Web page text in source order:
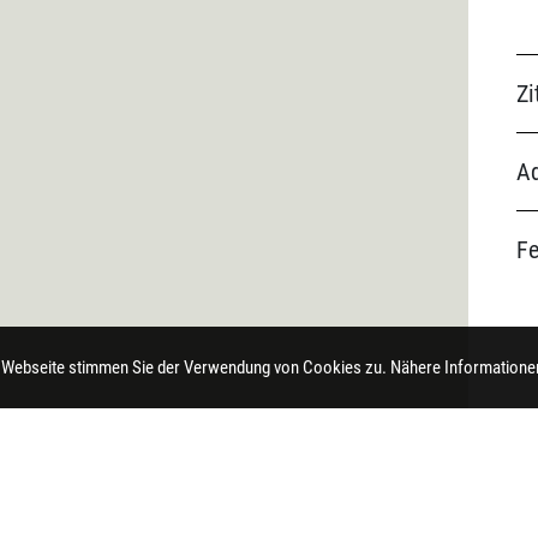
stimmen Sie der Verwendung von Cookies zu. Nähere